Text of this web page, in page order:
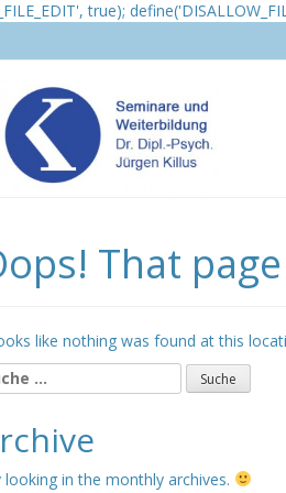
true);
That
like nothing was found at this
looking in the monthly archives.